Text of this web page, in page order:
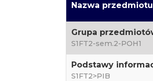
Nazwa przedmiotu
Grupa
S1FT2-sem.2-POH1
Podstawy
S1FT2>PIB